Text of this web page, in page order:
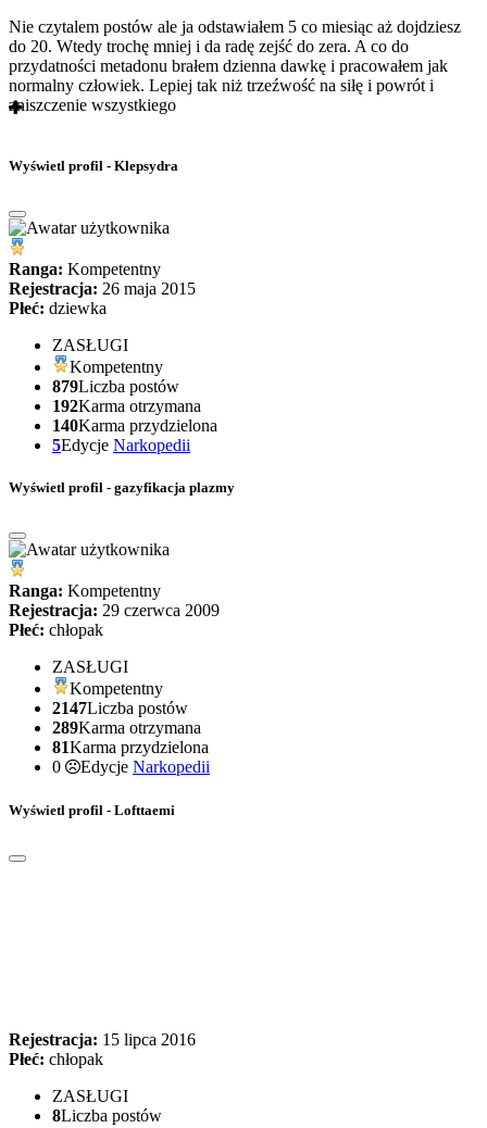
Nie czytalem postów ale ja odstawiałem 5 co miesiąc aż dojdziesz
do 20. Wtedy trochę mniej i da radę zejść do zera. A co do
przydatności metadonu brałem dzienna dawkę i pracowałem jak
normalny człowiek. Lepiej tak niż trzeźwość na siłę i powrót i
zniszczenie wszystkiego
Wyświetl profil - Klepsydra
Ranga: Kompetentny
Rejestracja: 26 maja 2015
Płeć: dziewka
ZASŁUGI
Kompetentny
879Liczba postów
192Karma otrzymana
140Karma przydzielona
5Edycje Narkopedii
Wyświetl profil - gazyfikacja plazmy
Ranga: Kompetentny
Rejestracja: 29 czerwca 2009
Płeć: chłopak
ZASŁUGI
Kompetentny
2147Liczba postów
289Karma otrzymana
81Karma przydzielona
0
Edycje Narkopedii
Wyświetl profil - Lofttaemi
Rejestracja: 15 lipca 2016
Płeć: chłopak
ZASŁUGI
8Liczba postów